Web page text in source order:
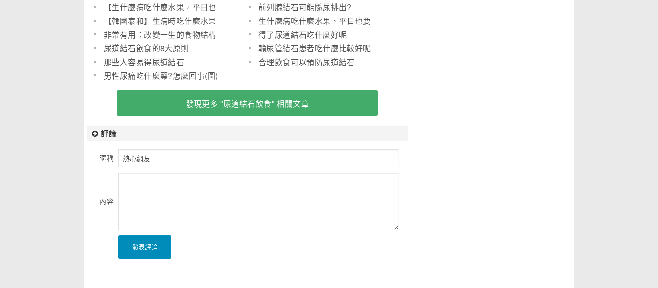
【生什麼病吃什麼水果，平日也
要注意】
前列腺結石可能隨尿排出?
【韓國泰和】生病時吃什麼水果
好？(圖)
生什麼病吃什麼水果，平日也要
注意
非常有用：改變一生的食物結構
得了尿道結石吃什麼好呢
尿道結石飲食的8大原則
輸尿管結石患者吃什麼比較好呢
那些人容易得尿道結石
合理飲食可以預防尿道結石
男性尿痛吃什麼藥?怎麼回事(圖)
發現更多 "尿道結石飲食" 相關文章
評論
暱稱
內容
發表評論